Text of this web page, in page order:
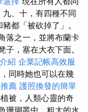
九、十，有四種不同
都「被砍掉了」。
落之一，並將布蘭卡
，塞在大衣下面。
紹 企業記帳高效服
同時她也可以在幾
薦 護照換發的簡單
被，人類心靈的奇
珊瑚叢中，粗大的水